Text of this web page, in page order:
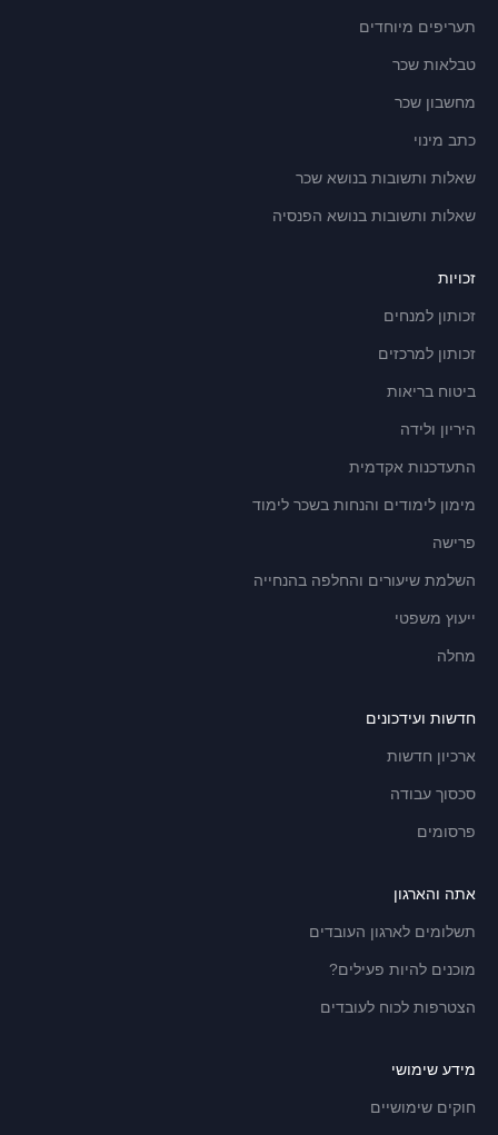
תעריפים מיוחדים
טבלאות שכר
מחשבון שכר
כתב מינוי
שאלות ותשובות בנושא שכר
שאלות ותשובות בנושא הפנסיה
זכויות
זכותון למנחים
זכותון למרכזים
ביטוח בריאות
היריון ולידה
התעדכנות אקדמית
מימון לימודים והנחות בשכר לימוד
פרישה
השלמת שיעורים והחלפה בהנחייה
ייעוץ משפטי
מחלה
חדשות ועידכונים
ארכיון חדשות
סכסוך עבודה
פרסומים
אתה והארגון
תשלומים לארגון העובדים
מוכנים להיות פעילים?
הצטרפות לכוח לעובדים
מידע שימושי
חוקים שימושיים